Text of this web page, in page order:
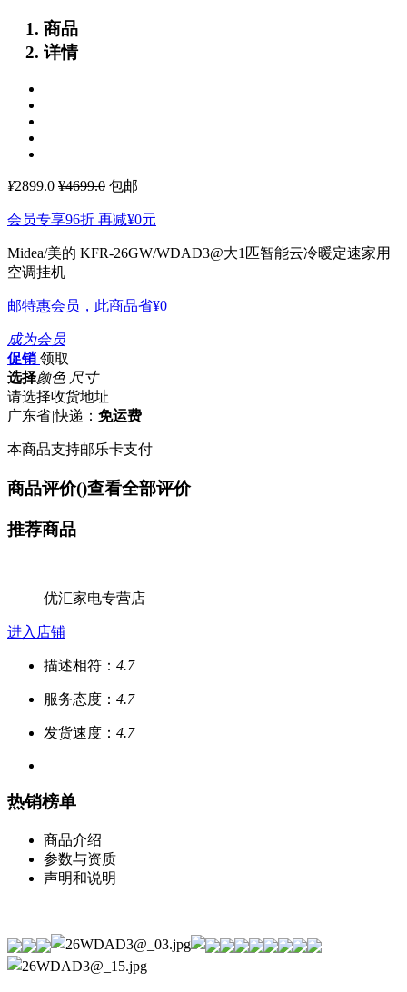
商品
详情
¥2899.0 ¥4699.0 包邮
会员专享96折 再减¥0元
Midea/美的 KFR-26GW/WDAD3@大1匹智能云冷暖定速家用
空调挂机
邮特惠会员，此商品省¥0
成为会员
促销 领取
选择颜色 尺寸
请选择收货地址
广东省|快递： 免运费
本商品支持邮乐卡支付
商品评价()查看全部评价
推荐商品
优汇家电专营店
进入店铺
描述相符： 4.7
服务态度： 4.7
发货速度： 4.7
热销榜单
商品介绍
参数与资质
声明和说明